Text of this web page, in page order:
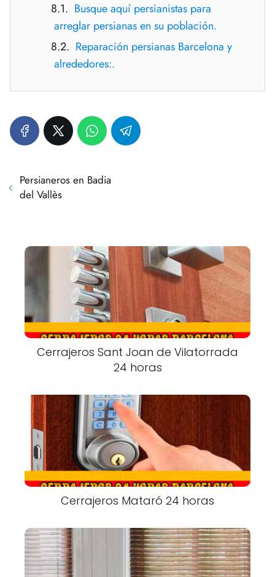
Busque aquí persianistas para
arreglar persianas en su población.
Reparación persianas Barcelona y
alrededores:.
Persianeros en Badia
del Vallès
Cerrajeros Sant Joan de Vilatorrada
24 horas
Cerrajeros Mataró 24 horas